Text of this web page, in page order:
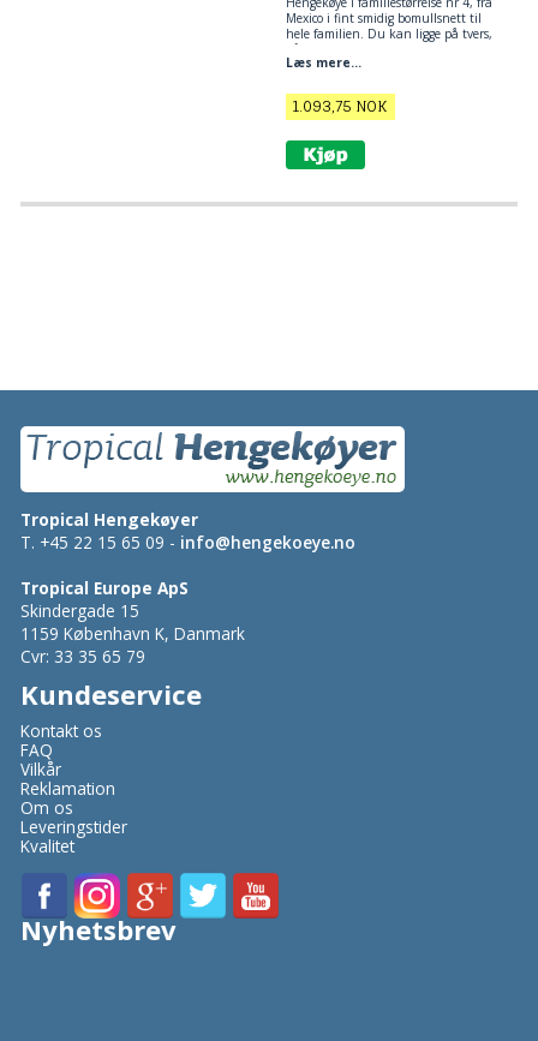
Mexico i fint smidig bomullsnett til
hele familien. Du kan ligge på tvers,
på langs og diagonalt i denne
hengekøyen. God plass til flere
Læs mere...
1.093,75 NOK
Tropical Hengekøyer
T. +45 22 15 65 09 - info@hengekoeye.no
Tropical Europe ApS
Skindergade 15
1159 København K, Danmark
Cvr: 33 35 65 79
Kundeservice
Kontakt os
FAQ
Vilkår
Reklamation
Om os
Leveringstider
Kvalitet
Nyhetsbrev